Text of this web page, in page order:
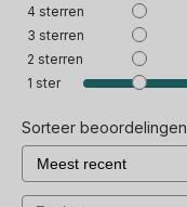
4 sterren
3 sterren
2 sterren
1 ster
Sorteer beoordelingen